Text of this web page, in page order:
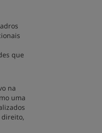
que
na
uma
direito,